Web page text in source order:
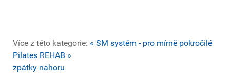
Více z této kategorie: « SM systém - pro mírně pokročilé
Pilates REHAB »
zpátky nahoru